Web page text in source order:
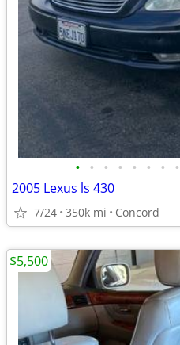
• • • • • • • •
2005 Lexus ls 430
7/24 350k mi Concord
$5,500